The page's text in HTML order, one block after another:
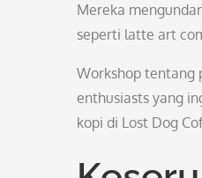
Mereka
seperti latte art
Workshop tentang
enthusiasts yang
kopi di Lost Dog